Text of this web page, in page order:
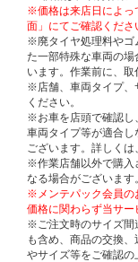
※価格は来店日によっ
面」にてご確認くださ
※廃タイヤ処理料やゴ
た一部特殊な車両の
います。作業前に、取
※店舗、車両タイプ、
ください。
※お車を店頭で確認し
車両タイプ等が適合
ございます。詳しくは
※作業店舗以外で購入
なる場合がございます
※メンテパック会員の
価格に関わらず当サー
※ご注文時のサイズ間
も含め、商品の交換
やサイズ等をご確認の